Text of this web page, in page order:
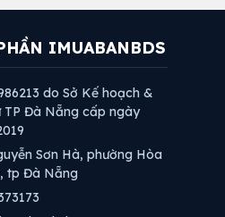
IMUABANBDS
do Sở Kế hoạch &
TP Đà Nẵng cấp ngày
Sơn Hà, phường Hòa
tp Đà Nẵng